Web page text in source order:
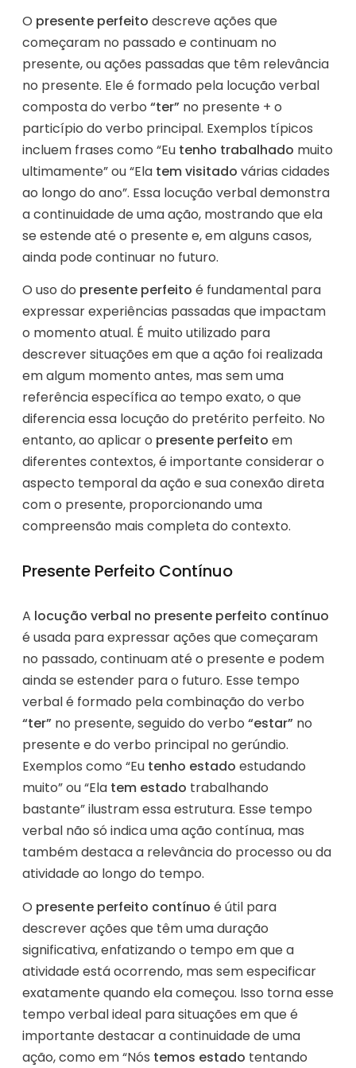
O presente perfeito descreve ações que
começaram no passado e continuam no
presente, ou ações passadas que têm relevância
no presente. Ele é formado pela locução verbal
composta do verbo “ter” no presente + o
particípio do verbo principal. Exemplos típicos
incluem frases como “Eu tenho trabalhado muito
ultimamente” ou “Ela tem visitado várias cidades
ao longo do ano”. Essa locução verbal demonstra
a continuidade de uma ação, mostrando que ela
se estende até o presente e, em alguns casos,
ainda pode continuar no futuro.
O uso do presente perfeito é fundamental para
expressar experiências passadas que impactam
o momento atual. É muito utilizado para
descrever situações em que a ação foi realizada
em algum momento antes, mas sem uma
referência específica ao tempo exato, o que
diferencia essa locução do pretérito perfeito. No
entanto, ao aplicar o presente perfeito em
diferentes contextos, é importante considerar o
aspecto temporal da ação e sua conexão direta
com o presente, proporcionando uma
compreensão mais completa do contexto.
Presente Perfeito Contínuo
A locução verbal no presente perfeito contínuo
é usada para expressar ações que começaram
no passado, continuam até o presente e podem
ainda se estender para o futuro. Esse tempo
verbal é formado pela combinação do verbo
“ter” no presente, seguido do verbo “estar” no
presente e do verbo principal no gerúndio.
Exemplos como “Eu tenho estado estudando
muito” ou “Ela tem estado trabalhando
bastante” ilustram essa estrutura. Esse tempo
verbal não só indica uma ação contínua, mas
também destaca a relevância do processo ou da
atividade ao longo do tempo.
O presente perfeito contínuo é útil para
descrever ações que têm uma duração
significativa, enfatizando o tempo em que a
atividade está ocorrendo, mas sem especificar
exatamente quando ela começou. Isso torna esse
tempo verbal ideal para situações em que é
importante destacar a continuidade de uma
ação, como em “Nós temos estado tentando